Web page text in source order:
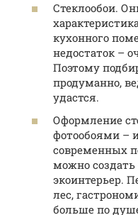
Стеклообои.
кухонного
недостаток –
Поэтому
продуманно,
удастся.
Оформление
фотообоями –
современных
можно
экоинтерьер.
лес,
больше по